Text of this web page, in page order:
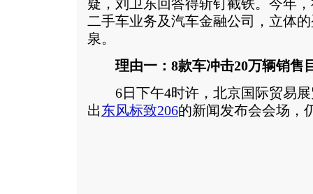
疑，刘卫东回答得斩钉截铁。今年
二手车业务及汽车金融公司，立体
泉。
理由一：8款车冲击20万辆销售
6日下午4时许，北京国际贸易展
出东风标致206的新闻发布会会场，